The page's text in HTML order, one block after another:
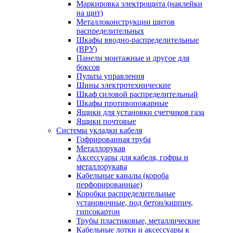
Маркировка электрощита (наклейки
на щит)
Металлоконструкции щитов
распределительных
Шкафы вводно-распределительные
(ВРУ)
Панели монтажные и другое для
боксов
Пульты управления
Шины электротехнические
Шкаф силовой распределительный
Шкафы противопожарные
Ящики для установки счетчиков газа
Ящики почтовые
Системы укладки кабеля
Гофрированная труба
Металлорукав
Аксессуары для кабеля, гофры и
металлорукава
Кабельные каналы (короба
перфорированные)
Коробки распределительные
установочные, под бетон/кирпич,
гипсокартон
Трубы пластиковые, металлические
Кабельные лотки и аксессуары к